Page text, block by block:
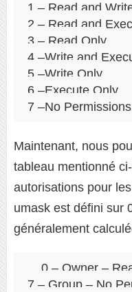
1 – Read and
2 – Read and
3 – Read Only
4 –Write and
5 –Write Only
6 –Execute Only
7 –No Permissions
Maintenant, nous
tableau mentionné
autorisations pour
umask est défini sur
généralement
0 – Owner –
7 – Group – No